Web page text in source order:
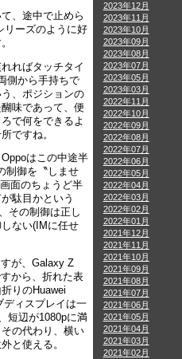
、途中で止めら
リーズのように好
ればタッチタイ
側から手持ちで
、ポジションの
味であって、便
で何をできるよ
ですね。
はこの中途半
制御を〝しませ
面のちょうど半
駄目かという
その制御は正し
ない(IMに任せ
が、Galaxy Z
から、折れた表
りのHuawei
ディスプレイは一
短辺が1080pに満
の代わり、横い
と使える。
2023年12月
2023年11月
2023年10月
2023年09月
2023年08月
2023年07月
2023年05月
2023年03月
2022年11月
2022年10月
2022年09月
2022年08月
2022年07月
2022年06月
2022年05月
2022年04月
2022年03月
2022年02月
2022年01月
2021年12月
2021年11月
2021年10月
2021年09月
2021年08月
2021年07月
2021年06月
2021年05月
2021年04月
2021年03月
2021年02月